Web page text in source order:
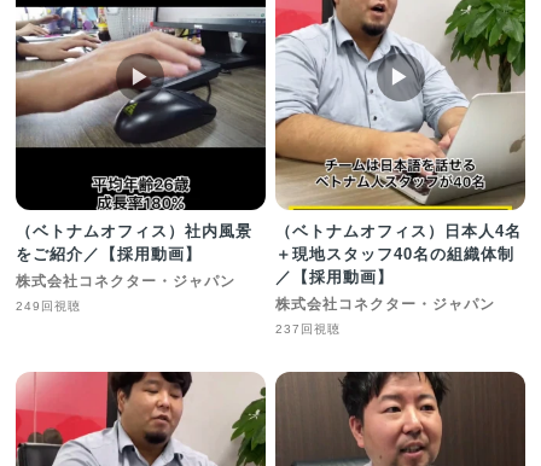
▶︎
（ベトナムオフィス）社内風景
をご紹介／【採用動画】
株式会社コネクター・ジャパン
249回視聴
▶︎
（ベトナムオフィス）日本人4名
＋現地スタッフ40名の組織体制
／【採用動画】
株式会社コネクター・ジャパン
237回視聴